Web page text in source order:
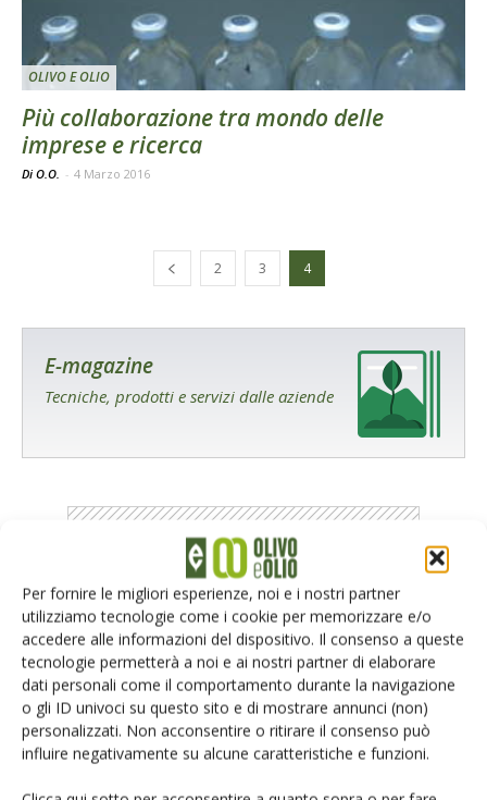
Per fornire le migliori esperienze, noi e i nostri partner
utilizziamo tecnologie come i cookie per memorizzare e/o
accedere alle informazioni del dispositivo. Il consenso a queste
tecnologie permetterà a noi e ai nostri partner di elaborare
dati personali come il comportamento durante la navigazione
o gli ID univoci su questo sito e di mostrare annunci (non)
personalizzati. Non acconsentire o ritirare il consenso può
influire negativamente su alcune caratteristiche e funzioni.
OLIVO E OLIO
Più collaborazione tra mondo delle
imprese e ricerca
Di O.O. - 4 Marzo 2016
2 3 4
E-magazine
Tecniche, prodotti e servizi dalle aziende
Catalogo Aziende e Prodotti
Un modo semplice per cercare un'azienda o un
prodotto!
Cerca adesso